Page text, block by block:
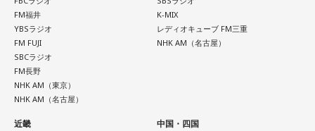
FM福井
YBSラジオ
FM FUJI
SBCラジオ
FM長野
NHK AM（東京）
NHK AM（名古屋）
K-MIX
レディオキューブ FM三重
NHK AM（名古屋）
近畿 中国・四国